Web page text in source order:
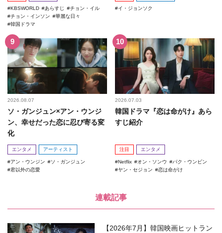
KBSWORLD あらすじ
チョン・イル
チョン・インソン
華麗な日々
韓国ドラマ
イ・ジョンソク
2026.08.07
ソ・ガンジュン×アン・ウンジ
ン、幸せだった恋に忍び寄る変
化
エンタメ アーティスト
アン・ウンジン
ソ・ガンジュン
君以外の恋愛
2026.07.03
韓国ドラマ『恋は命がけ』あら
すじ紹介
注目 エンタメ
Netflix オン・ソンウ
パク・ウンビン
ヤン・セジョン
恋は命がけ
連載記事
【2026年7月】韓国映画ヒットラン